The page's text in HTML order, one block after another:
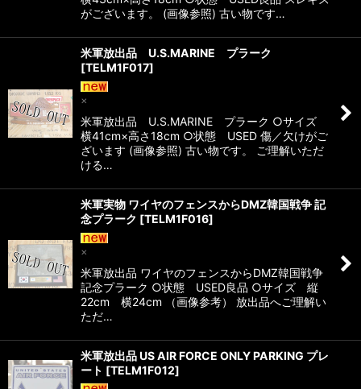
がございます。 (画像参照) 古い物です…
米軍放出品 U.S.MARINE プラーク
[TELM1F017]
×
米軍放出品 U.S.MARINE プラーク ○サイズ
横41cm×高さ18cm ○状態 USED 傷／欠けがご
ざいます (画像参照) 古い物です。 ご理解いただ
ける…
米軍実物 ワイヤのフェンスからDMZ韓国戦争 記
念プラーク [TELM1F016]
×
米軍放出品 ワイヤのフェンスからDMZ韓国戦争
記念プラーク ○状態 USED良品 ○サイズ 縦
22cm 横24cm （画像参考） 放出品へご理解い
ただ…
米軍放出品 US AIR FORCE ONLY PARKING プレ
ート [TELM1F012]